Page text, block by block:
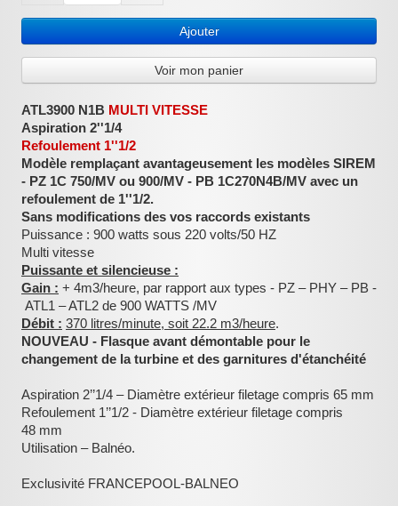
Ajouter
Voir mon panier
ATL3900 N1B MULTI VITESSE
Aspiration 2''1/4
Refoulement 1''1/2
Modèle remplaçant avantageusement les modèles SIREM
- PZ 1C 750/MV ou 900/MV - PB 1C270N4B/MV avec un
refoulement de 1''1/2.
Sans modifications des vos raccords existants
Puissance : 900 watts sous 220 volts/50 HZ
Multi vitesse
Puissante et silencieuse :
Gain : + 4m3/heure, par rapport aux types - PZ – PHY – PB -
ATL1 – ATL2 de 900 WATTS /MV
Débit : 370 litres/minute, soit 22.2 m3/heure.
NOUVEAU - Flasque avant démontable pour le
changement de la turbine et des garnitures d'étanchéité
Aspiration 2’’1/4 – Diamètre extérieur filetage compris 65 mm
Refoulement 1’’1/2 - Diamètre extérieur filetage compris
48 mm
Utilisation – Balnéo.
Exclusivité FRANCEPOOL-BALNEO